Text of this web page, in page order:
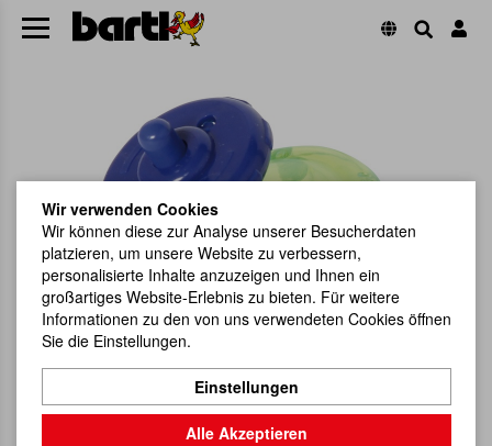
Wir verwenden Cookies
Wir können diese zur Analyse unserer Besucherdaten
platzieren, um unsere Website zu verbessern,
personalisierte Inhalte anzuzeigen und Ihnen ein
großartiges Website-Erlebnis zu bieten. Für weitere
Informationen zu den von uns verwendeten Cookies öffnen
Sie die Einstellungen.
Einstellungen
Alle Akzeptieren